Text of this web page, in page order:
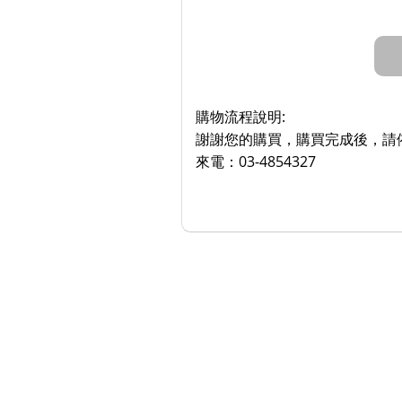
購物流程說明:
謝謝您的購買，購買完成後，
來電：03-4854327